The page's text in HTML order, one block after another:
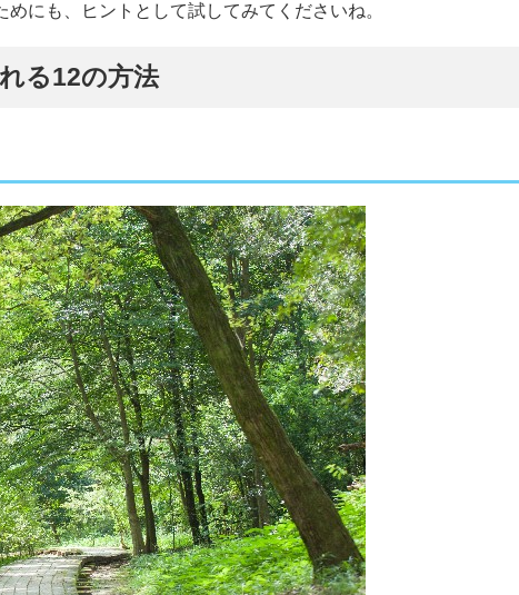
にも、ヒントとして試してみてくださいね。
る12の方法